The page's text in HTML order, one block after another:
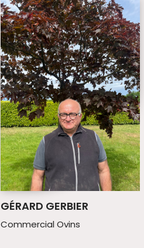
GÉRARD GERBIER
Commercial Ovins